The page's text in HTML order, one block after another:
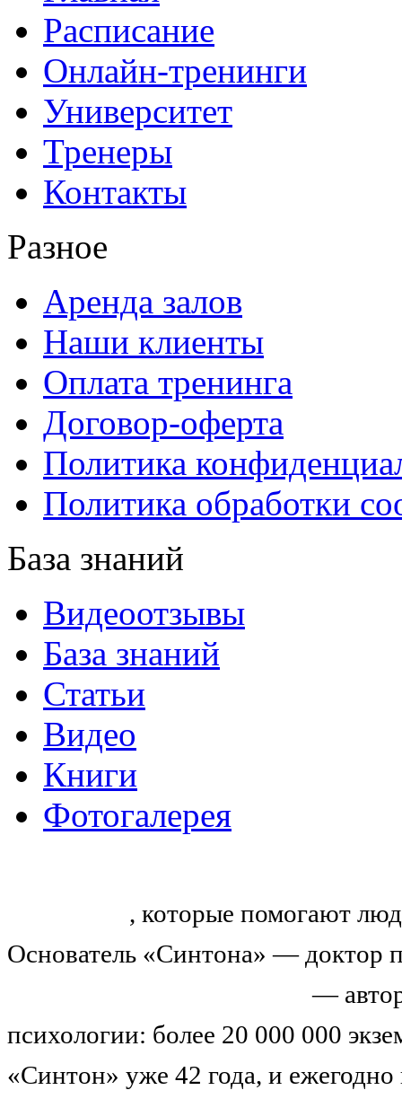
Расписание
Онлайн-тренинги
Университет
Тренеры
Контакты
Разное
Аренда залов
Наши клиенты
Оплата тренинга
Договор-оферта
Политика
Политика обработки
База знаний
Видеоотзывы
База знаний
Статьи
Видео
Книги
Фотогалерея
, которые помогают
Основатель «Синтона» — доктор
—
психологии: более 20 000 000
«Синтон» уже 42 года, и